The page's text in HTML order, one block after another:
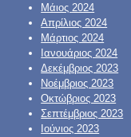
Μάιος 2024
Απρίλιος 2024
Μάρτιος 2024
Ιανουάριος 2024
Δεκέμβριος 2023
Νοέμβριος 2023
Οκτώβριος 2023
Σεπτέμβριος 2023
Ιούνιος 2023